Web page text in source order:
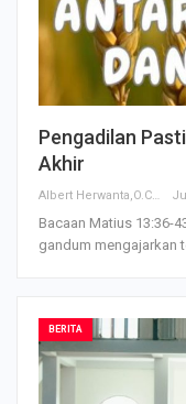
Pengadilan
Akhir
Albert Herwanta,O.Carm
Bacaan Matius 13:36-
gandum mengajarkan
BERITA